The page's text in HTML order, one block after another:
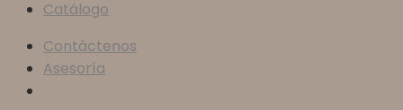
Catálogo
Contáctenos
Asesoría